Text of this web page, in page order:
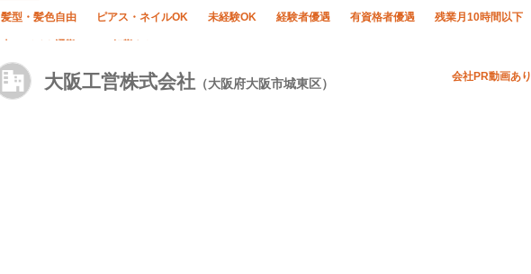
大阪工営株式会社 （大阪府大阪市城東区） 会社PR動画あり
髪型・髪色自由 ピアス・ネイルOK 未経験OK 経験者優遇 有資格者優遇 残業月10時間以下